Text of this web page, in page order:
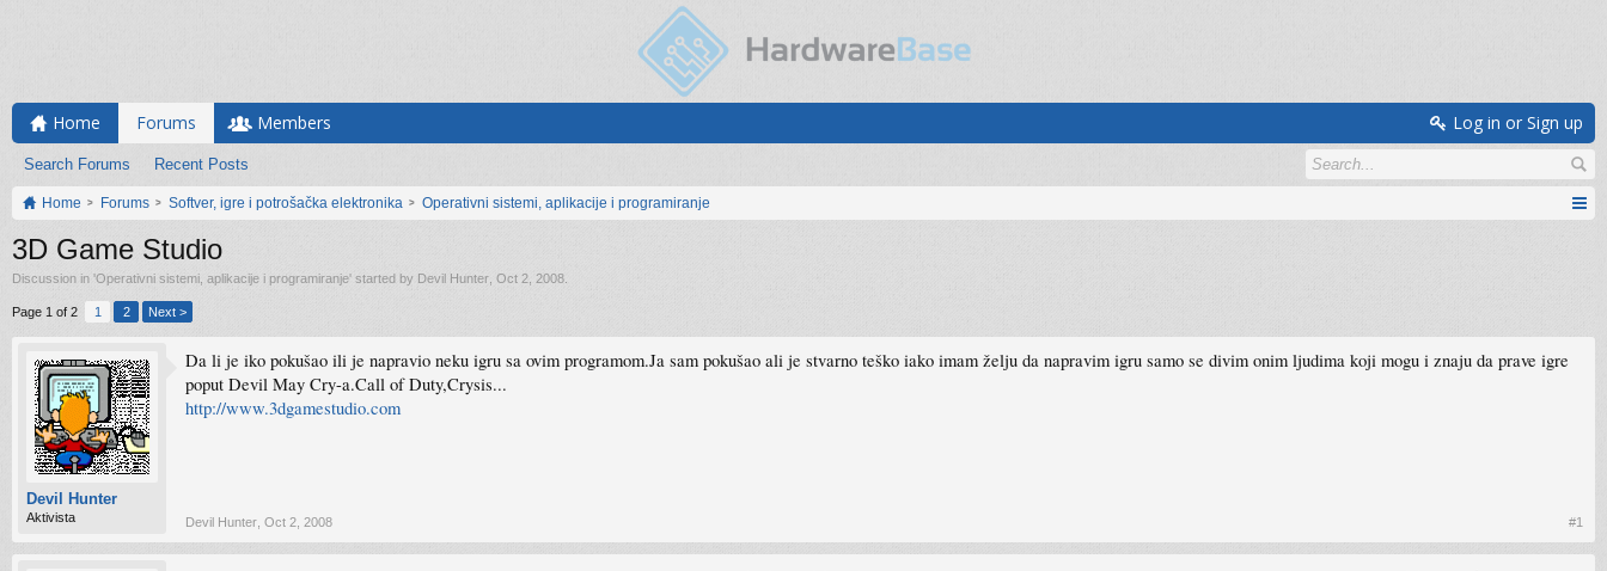
Home Forums
Search Forums Recent Posts
Members Log in or Sign up
Home Forums Softver, igre i potrošačka elektronika Operativni sistemi, aplikacije i programiranje
3D Game Studio
Discussion in 'Operativni sistemi, aplikacije i programiranje' started by Devil Hunter Oct 2, 2008
Page 1 of 2 1 2 Next >
Devil Hunter
Aktivista
Da li je iko pokušao ili je napravio neku igru sa ovim programom.Ja sam pokušao ali je stvarno teško iako imam želju da napravim igru samo se divim onim ljudima koji mogu i znaju da prave igre
poput Devil May Cry-a.Call of Duty,Crysis...
http://www.3dgamestudio.com
Devil Hunter Oct 2, 2008 #1